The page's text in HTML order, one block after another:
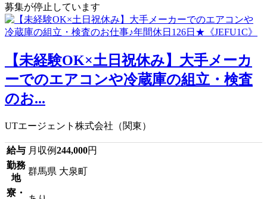
募集が停止しています
【未経験OK×土日祝休み】大手メーカ
ーでのエアコンや冷蔵庫の組立・検査
のお...
UTエージェント株式会社（関東）
給与 月収例244,000円
勤務
地
群馬県 大泉町
寮・